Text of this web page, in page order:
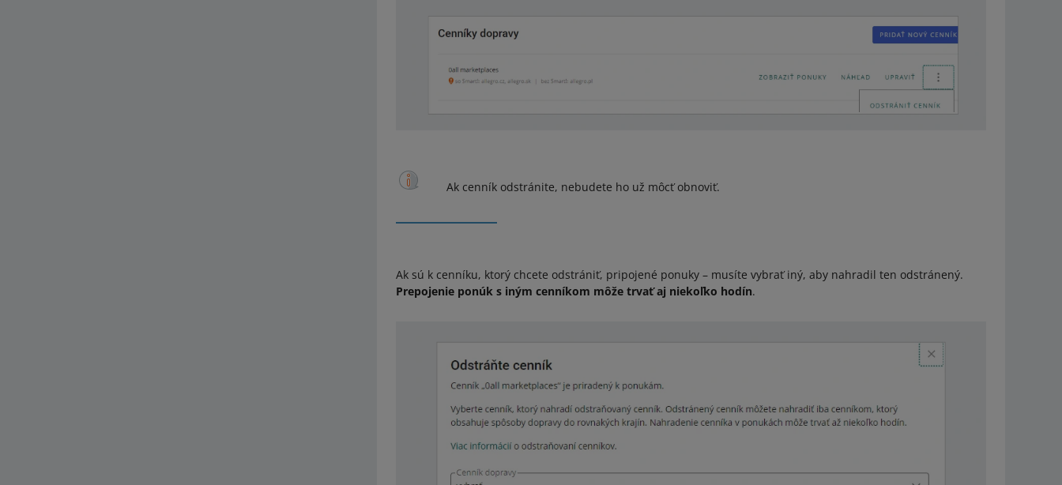
Ak cenník odstránite, nebudete ho už môcť obnoviť.
Ak sú k cenníku, ktorý chcete odstrániť, pripojené ponuky – musíte vybrať iný, aby nahradil ten odstránený.
Prepojenie ponúk s iným cenníkom môže trvať aj niekoľko hodín.